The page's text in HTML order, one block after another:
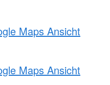
Maps Ansicht
Maps Ansicht